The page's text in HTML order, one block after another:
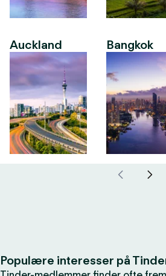
Auckland Bangkok
Populære interesser på